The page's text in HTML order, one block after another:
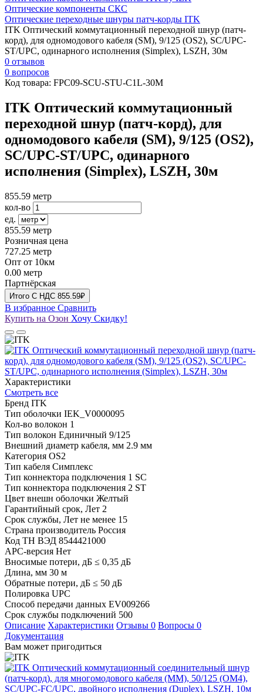
Оптические компоненты СКС
Оптические переходные шнуры патч-корды ITK
ITK Оптический коммутационный переходной шнур (патч-
корд), для одномодового кабеля (SM), 9/125 (OS2), SC/UPC-
ST/UPC, одинарного исполнения (Simplex), LSZH, 30м
0 отзывов
0 вопросов
Код товара: FPC09-SCU-STU-C1L-30M
ITK Оптический коммутационный
переходной шнур (патч-корд), для
одномодового кабеля (SM), 9/125 (OS2),
SC/UPC-ST/UPC, одинарного
исполнения (Simplex), LSZH, 30м
855.59 метр
кол-во
ед.
855.59 метр
Розничная цена
727.25 метр
Опт от 10км
0.00 метр
Партнёрская
Итого C НДС 855.59₽
В избранное Сравнить
Купить на Озон Хочу Скидку!
Характеристики
Смотреть все
Бренд ITK
Тип оболочки IEK_V0000095
Кол-во волокон 1
Тип волокон Единичный 9/125
Внешний диаметр кабеля, мм 2.9 мм
Категория OS2
Тип кабеля Симплекс
Тип коннектора подключения 1 SC
Тип коннектора подключения 2 ST
Цвет внешн оболочки Желтый
Гарантийный срок, Лет 2
Срок службы, Лет не менее 15
Страна производитель Россия
Код ТН ВЭД 8544421000
APC-версия Нет
Вносимые потери, дБ ≤ 0,35 дБ
Длина, мм 30 м
Обратные потери, дБ ≤ 50 дБ
Полировка UPC
Способ передачи данных EV009266
Срок службы подключений 500
Описание Характеристики Отзывы 0 Вопросы 0
Документация
Вам может пригодиться